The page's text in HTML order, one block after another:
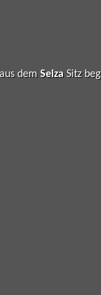
dem Seiza Sitz